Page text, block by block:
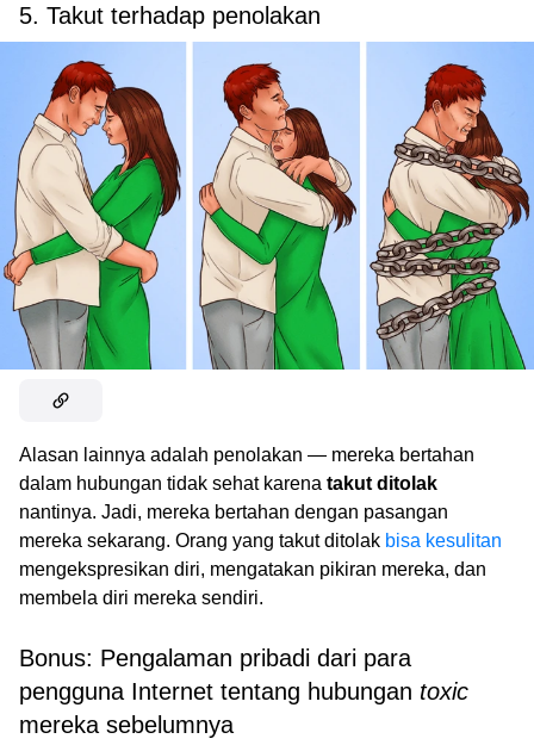
5. Takut terhadap penolakan
Alasan lainnya adalah penolakan — mereka bertahan
dalam hubungan tidak sehat karena takut ditolak
nantinya. Jadi, mereka bertahan dengan pasangan
mereka sekarang. Orang yang takut ditolak bisa kesulitan
mengekspresikan diri, mengatakan pikiran mereka, dan
membela diri mereka sendiri.
Bonus: Pengalaman pribadi dari para
pengguna Internet tentang hubungan toxic
mereka sebelumnya